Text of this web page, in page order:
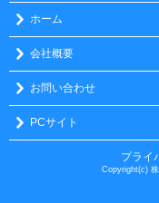
ホーム
会社概要
お問い合わせ
PCサイト
プライ
Copyright(c)